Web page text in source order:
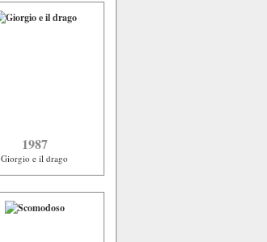
1987
Giorgio e il drago